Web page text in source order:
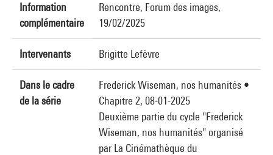
Information
complémentaire
Rencontre, Forum des images,
19/02/2025
Intervenants Brigitte Lefèvre
Dans le cadre
de la série
Frederick Wiseman, nos humanités •
Chapitre 2, 08-01-2025
Deuxième partie du cycle "Frederick
Wiseman, nos humanités" organisé
par La Cinémathèque du